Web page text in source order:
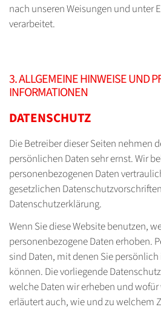
nach unseren Weisungen und unter
verarbeitet.
3. ALLGEMEINE HINWEISE UND
INFORMATIONEN
DATENSCHUTZ
Die Betreiber dieser Seiten nehmen
persönlichen Daten sehr ernst. Wir
personenbezogenen Daten
gesetzlichen
Datenschutzerklärung.
Wenn Sie diese Website benutzen,
personenbezogene Daten erhoben.
sind Daten, mit denen Sie
können. Die vorliegende
welche Daten wir erheben und
erläutert auch, wie und zu welchem